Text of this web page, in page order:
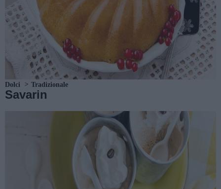
Dolci Tradizionale
Savarin